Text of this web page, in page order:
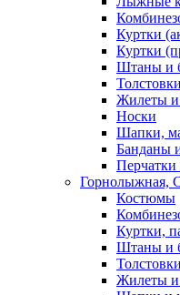
Куртки
Куртки
Штаны и
Жилеты и
Носки
Шапки,
Банданы
Перчатки
Горнолыжная,
Костюмы
Куртки,
Штаны и
Жилеты и